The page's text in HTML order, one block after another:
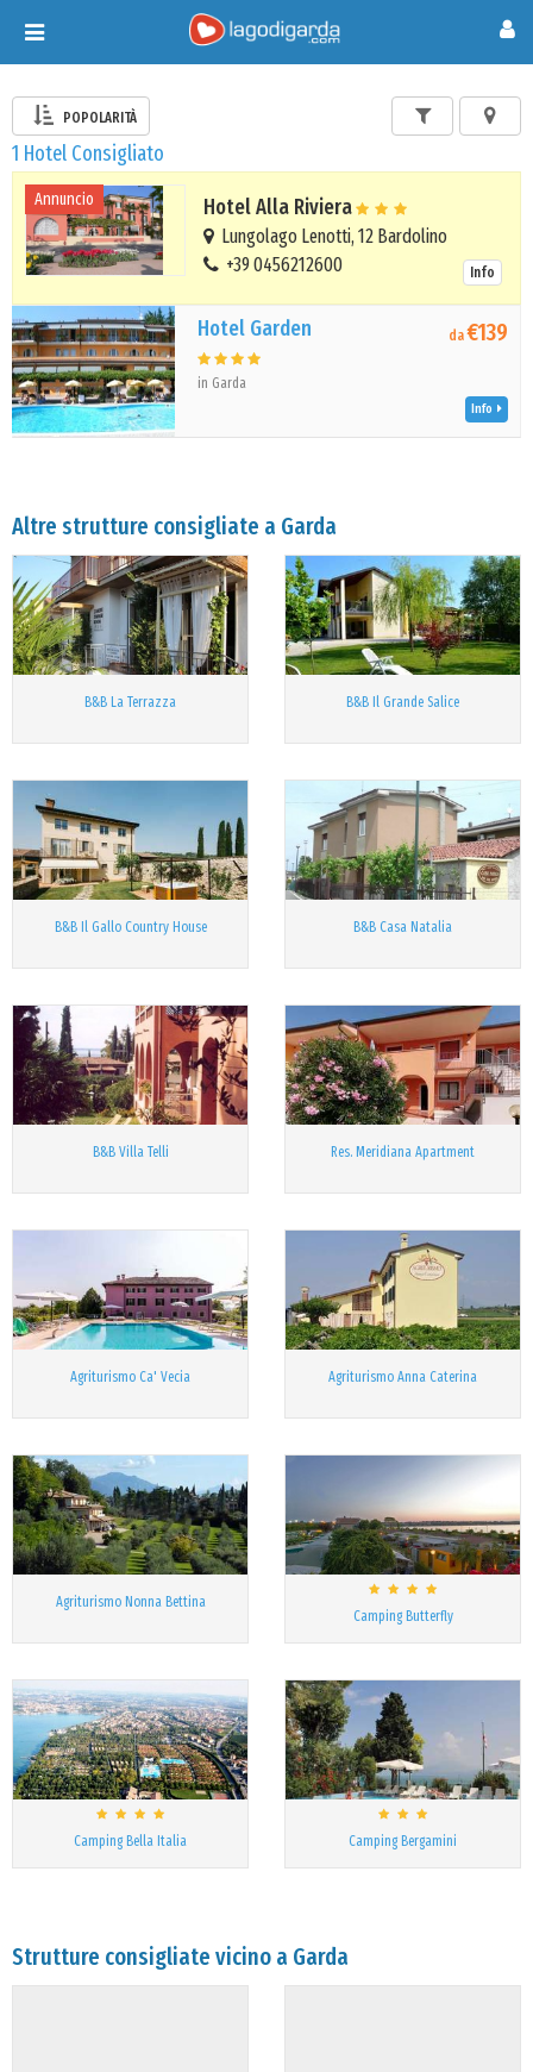
Toggle
navigation
POPOLARITÀ
1 Hotel Consigliato
Annuncio Hotel Alla Riviera
Lungolago Lenotti, 12 Bardolino
+39 0456212600
Info
Hotel Garden
in Garda
da€139
Info
Altre strutture consigliate a Garda
B&B La Terrazza B&B Il Grande Salice
B&B Il Gallo Country House B&B Casa Natalia
B&B Villa Telli Res. Meridiana Apartment
Agriturismo Ca' Vecia Agriturismo Anna Caterina
Agriturismo Nonna Bettina
Camping Butterfly
Camping Bella Italia Camping Bergamini
Strutture consigliate vicino a Garda